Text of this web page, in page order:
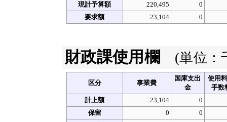
現計予算額
220,495
0
要求額
23,104 0
財政課使用欄 (単位：
区分 事業費
国庫支出
金
使用
手数
計上額
23,104
0
保留
0
0